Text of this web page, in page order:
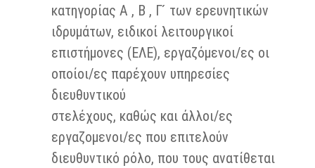
κατηγορίας Α , Β , Γ ́ των ερευνητικών
ιδρυμάτων, ειδικοί λειτουργικοί
επιστήμονες (ΕΛΕ), εργαζόμενοι/ες οι
οποίοι/ες παρέχουν υπηρεσίες
διευθυντικού
στελέχους, καθώς και άλλοι/ες
εργαζομενοι/ες που επιτελούν
διευθυντικό ρόλο, που τους ανατίθεται